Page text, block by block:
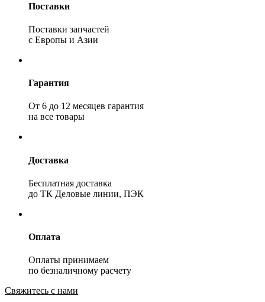
Поставки
Поставки запчастей
с Европы и Азии
Гарантия
От 6 до 12 месяцев гарантия
на все товары
Доставка
Бесплатная доставка
до ТК Деловые линии, ПЭК
Оплата
Оплаты принимаем
по безналичному расчету
Свяжитесь с нами